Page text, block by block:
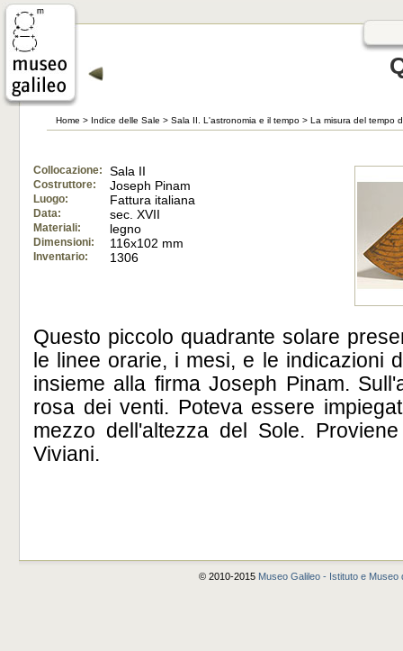
Home > Indice delle Sale > Sala II. L'astronomia e il tempo > La misura del tempo
Collocazione: Sala II
Costruttore: Joseph Pinam
Luogo: Fattura italiana
Data: sec. XVII
Materiali: legno
Dimensioni: 116x102 mm
Inventario: 1306
Questo piccolo quadrante solare
le linee orarie, i mesi, e le indicazioni
insieme alla firma Joseph Pinam.
rosa dei venti. Poteva essere
mezzo dell'altezza del Sole.
Viviani.
© 2010-2015 Museo Galileo - Istituto e Museo